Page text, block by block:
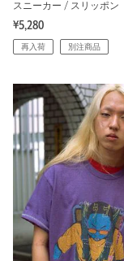
スニーカー / スリッポン
¥5,280
再入荷 別注商品